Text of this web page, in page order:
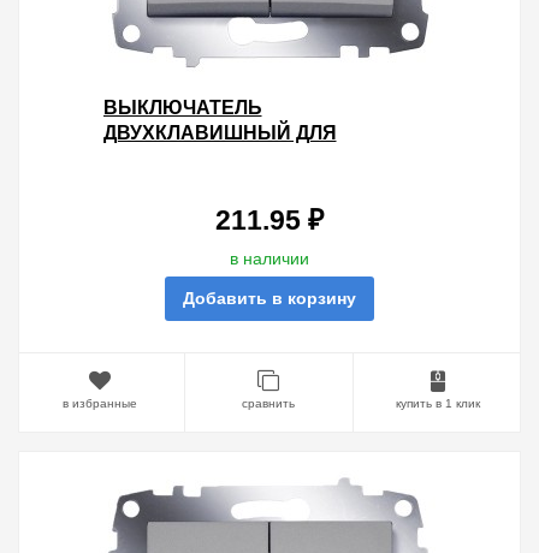
ВЫКЛЮЧАТЕЛЬ
ДВУХКЛАВИШНЫЙ ДЛЯ
211.95 ₽
в наличии
Добавить в корзину
в избранные сравнить купить в 1 клик